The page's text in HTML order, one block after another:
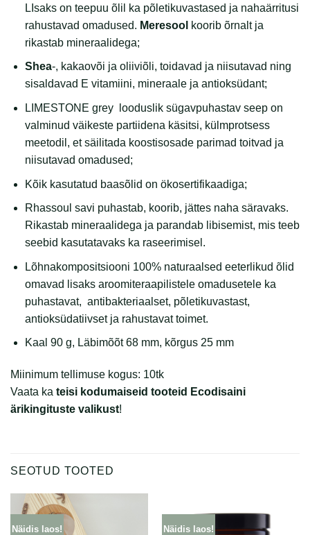
LIsaks on teepuu õlil ka põletikuvastased ja nahaärritusi
rahustavad omadused. Meresool koorib õrnalt ja
rikastab mineraalidega;
Shea-, kakaovõi ja oliiviõli, toidavad ja niisutavad ning
sisaldavad E vitamiini, mineraale ja antioksüdant;
LIMESTONE grey looduslik sügavpuhastav seep on
valminud väikeste partiidena käsitsi, külmprotsess
meetodil , et säilitada koostisosade parimad toitvad ja
niisutavad omadused;
Kõik kasutatud baasõlid on ökosertifikaadiga;
Rhassoul savi puhastab, koorib, jättes naha säravaks.
Rikastab mineraalidega ja parandab libisemist, mis teeb
seebid kasutatavaks ka raseerimisel.
Lõhnakompositsiooni 100% naturaalsed eeterlikud õlid
omavad lisaks aroomiteraapilistele omadusetele ka
puhastavat, antibakteriaalset, põletikuvastast,
antioksüdatiivset ja rahustavat toimet.
Kaal 90 g, Läbimõõt 68 mm, kõrgus 25 mm
Miinimum tellimuse kogus: 10tk
Vaata ka teisi kodumaiseid tooteid Ecodisaini
ärikingituste valikust!
SEOTUD TOOTED
Näidis laos! Näidis laos!